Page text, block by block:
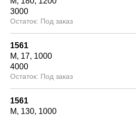
3000
Под заказ
1561
М
17 1000
4000
Под заказ
1561
М
130 1000